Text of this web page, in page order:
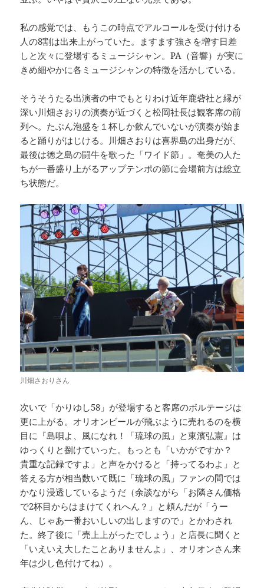
私の感覚では、もうこの時点でアルコールを受け付ける
人の8割は出来上がっていた。ますます強さを増す日差
しと次々に登場するミュージシャン。PA（音響）が実に
きめ細やかに各ミュージシャンの特徴を活かしている。
そうそうたる出演者の中でもとりわけ近年鹿砦社と縁が
深い川畑さおりの演奏が近づくと松岡社長は観客席の前
列へ。たぶん泡盛を１杯しか飲んでいないが演奏が始ま
ると踊りがはじける。川畑さおりは喜界島の出身だが、
最後は徳之島の闘牛を歌った「ワイド節」。奄美の人た
ちが一番盛り上がるアップテンポの節に会場前方は総立
ち状態だ。
川畑さおりさん
次いで「かりゆし58」が登場すると客席のボルテージは
更に上がる。オリオンビールが飛ぶように売れるのを横
目に『島唄よ、風になれ！「琉球の風」と東濱弘憲』は
ゆっくりと捌けていった。もっとも「いかがですか？
貴重な記録ですよ」と声をかけると「持ってるわよ」と
答える方が相当数いて既に「琉球の風」ファンの間では
かなり浸透しているようだ（余談ながら「お隣さん価格
で2杯目からはまけてくれへん？」と頼んだが「うー
ん、じゃあ一番おいしいの出しますので」とかわされ
た。終了後に「売上上がったでしょう」と店長に聞くと
「いえいえ大したことありませんよ」、オリオンさん来
年は少し色付けてね）。